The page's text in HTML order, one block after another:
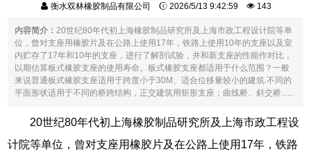
衡水双林橡胶制品有限公司 2026/5/13 9:42:59 143
内容简介： 20世纪80年代初上海橡胶制品研究所及上海市政工程设计院等单
位，曾对支座用橡胶片及在公路上使用17年，铁路上使用10年的支座以及室
内贮存了17年和10年的支座，进行了解剖试验，并和新支座的性能作对比，
以期估算板式橡胶支座的使用寿命。板式橡胶支座都适用于什么范围？一般
来说普通板式橡胶支座适用于跨度小于30M、适合位移量较小的建筑.不同的
平面形状适用于不同的桥跨结构，正交建筑用矩形支座；曲线桥、斜交桥......
20世纪80年代初上海橡胶制品研究所及上海市政工程设
计院等单位，曾对支座用橡胶片及在公路上使用17年，铁路